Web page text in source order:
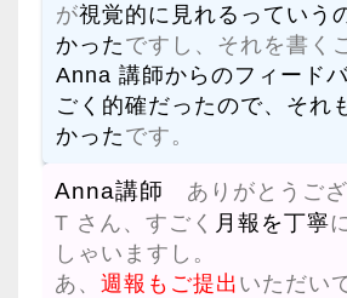
が視覚的に見れるっていう
かったですし、それを書く
Anna 講師からのフィード
ごく的確だったので、それ
かったです。
Anna講師 ありがとうござ
T さん、すごく 月報を丁寧
しゃいますし。
あ、 週報もご提出いただい